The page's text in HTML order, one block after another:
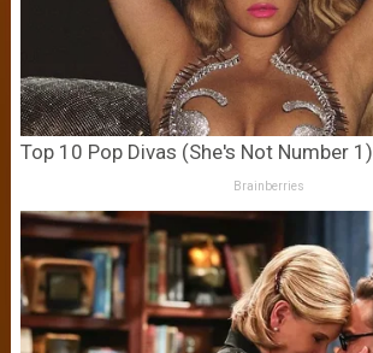
Top 10 Pop Divas (She's Not Number 1)
Brainberries